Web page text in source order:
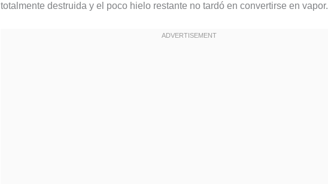
totalmente destruida y el poco hielo restante no tardó en convertirse en vapor.